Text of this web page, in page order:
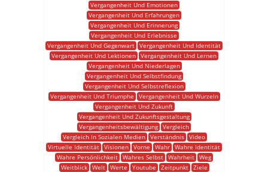
Vergangenheit Und Emotionen
Vergangenheit Und Erfahrungen
Vergangenheit Und Erinnerung
Vergangenheit Und Erlebnisse
Vergangenheit Und Gegenwart Vergangenheit Und Identität
Vergangenheit Und Lektionen Vergangenheit Und Lernen
Vergangenheit Und Niederlagen
Vergangenheit Und Selbstfindung
Vergangenheit Und Selbstreflexion
Vergangenheit Und Triumphe
Vergangenheit Und Wurzeln
Vergangenheit Und Zukunft
Vergangenheit Und Zukunftsgestaltung
Vergangenheitsbewältigung Vergleich
Vergleich In Sozialen Medien Verständnis Video
Virtuelle Identität Visionen Vorne Wahr Wahre Identität
Wahre Persönlichkeit Wahres Selbst Wahrheit Weg
Weitblick
Welt Werte Youtube Zeitpunkt
Ziele